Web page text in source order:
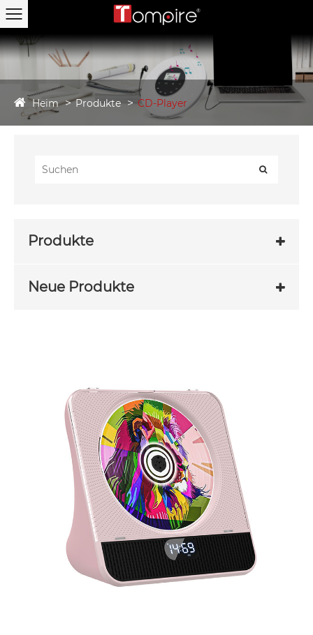
Heim Produkte CD-Player
Produkte
Neue Produkte